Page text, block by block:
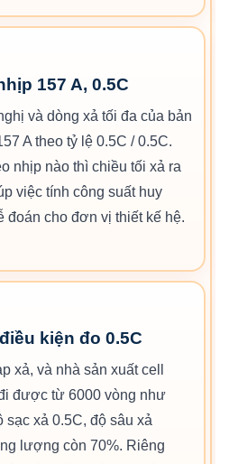
157 A, 0.5C
và dòng xả tối đa của bản
A theo tỷ lệ 0.5C / 0.5C.
nhịp nào thì chiều tối xả ra
việc tính công suất huy
đoán cho đơn vị thiết kế hệ.
kiện đo 0.5C
xả, và nhà sản xuất cell
được từ 6000 vòng như
sạc xả 0.5C, độ sâu xả
lượng còn 70%. Riêng